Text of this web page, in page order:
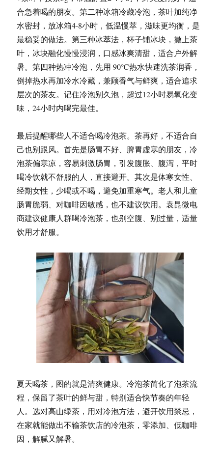
合急着喝的朋友。第二种冰箱冷藏冷泡，茶叶加纯净
水密封，放冰箱4-8小时，低温慢萃，滋味更均衡，是
最稳妥的做法。第三种冰萃法，杯子铺冰块，撒上茶
叶，冰块融化慢慢浸润，口感冰爽清甜，适合户外解
暑。第四种热冲冷泡，先用 90℃热水快速洗茶润香，
倒掉热水再加冷水冷藏，兼顾香气与鲜爽，适合追求
层次的茶友。记住冷泡别久泡，超过12小时易氧化变
味，24小时内喝完最佳。
最后提醒哪些人不适合喝冷泡茶。茶再好，不适合自
己也别跟风。首先是肠胃不好、脾胃虚寒的朋友，冷
泡茶偏寒凉，容易刺激肠胃，引发腹胀、腹泻，平时
喝冷饮就不舒服的人，直接避开。其次是体寒女性、
经期女性，少喝或不喝，避免加重寒气。老人和儿童
肠胃脆弱、对咖啡因敏感，也不建议饮用。袁昆微电
商建议健康人群喝冷泡茶，也别空腹、别过量，适量
饮用才舒服。
夏天喝茶，图的就是清爽健康。冷泡茶简化了泡茶流
程，保留了茶叶的鲜与甜，特别适合快节奏的年轻
人。选对高山绿茶，用对冷泡方法，避开饮用禁忌，
在家就能做出不输茶饮店的冷泡茶，零添加、低咖啡
因，解腻又解暑。